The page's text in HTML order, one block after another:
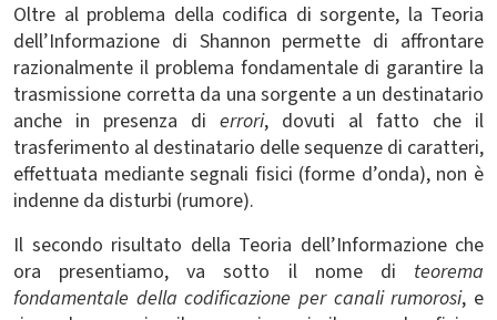
Oltre al problema della codifica di sorgente, la Teoria
dell’Informazione di Shannon permette di affrontare
razionalmente il problema fondamentale di garantire la
trasmissione corretta da una sorgente a un destinatario
anche in presenza di errori, dovuti al fatto che il
trasferimento al destinatario delle sequenze di caratteri,
effettuata mediante segnali fisici (forme d’onda), non è
indenne da disturbi (rumore).
Il secondo risultato della Teoria dell’Informazione che
ora presentiamo, va sotto il nome di teorema
fondamentale della codificazione per canali rumorosi, e